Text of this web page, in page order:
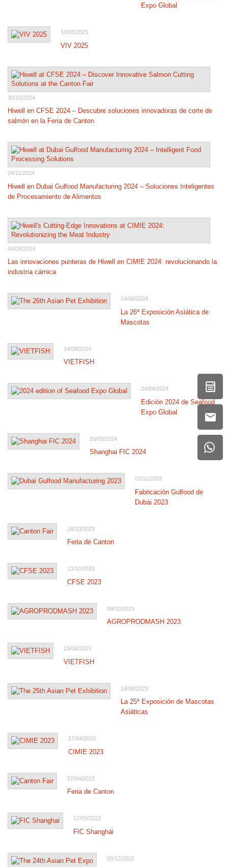
Expo Global
10/03/2025
VIV 2025
30/10/2024
Hiwell en CFSE 2024 – Descubre soluciones innovadoras de corte de
salmón en la Feria de Canton
04/11/2024
Hiwell en Dubai Gulfood Manufacturing 2024 – Soluciones Inteligentes
de Procesamiento de Alimentos
04/09/2024
Las innovaciones punteras de Hiwell en CIMIE 2024: revolucionando la
industria cárnica
14/08/2024
La 26ª Exposición Asiática de
Mascotas
14/08/2024
VIETFISH
24/04/2024
Edición 2024 de Seafood
Expo Global
20/03/2024
Shanghai FIC 2024
02/11/2023
Fabricación Gulfood de
Dubái 2023
16/10/2023
Feria de Canton
13/10/2023
CFSE 2023
09/10/2023
AGROPRODMASH 2023
15/08/2023
VIETFISH
14/08/2023
La 25ª Exposición de Mascotas
Asiáticas
27/04/2023
CIMIE 2023
27/04/2023
Feria de Canton
17/03/2023
FIC Shanghái
03/12/2022